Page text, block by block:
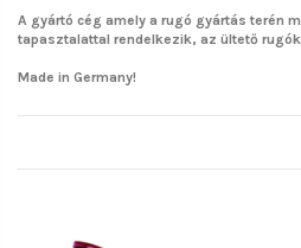
A gyártó cég amely a rugó gyártás terén
tapasztalattal rendelkezik, az ültető
Made in Germany!